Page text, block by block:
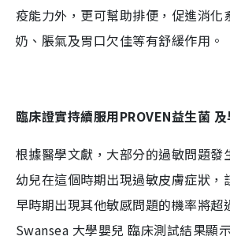
疫能力外，更可幫助排便，促進消化
奶、脹氣及胃口欠佳等有舒緩作用。
臨床證實持續服用PROVEN益生菌
根據醫學文獻，大部分的過敏問題發
幼兒在這個時期出現過敏皮膚症狀，
早時期出現其他敏感問題的機率將超
Swansea 大學嬰兒 臨床測試結果顯